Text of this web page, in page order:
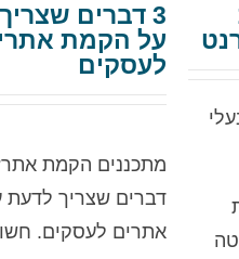
3 דברים
על הקמת
לעסקים
דברים שצריך
אתרים לעסקים.